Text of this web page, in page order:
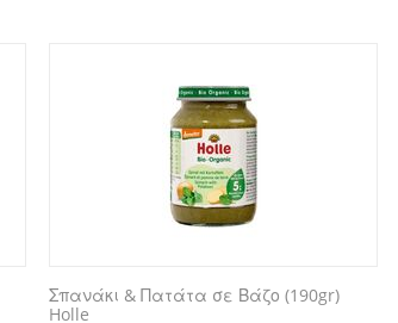
Σπανάκι & Πατάτα σε Βάζο (190gr)
Holle